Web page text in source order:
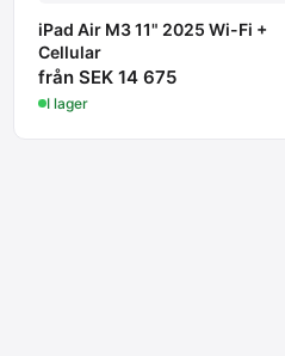
iPad Air M3 11" 2025 Wi-Fi +
Cellular
från SEK 14 675
I lager